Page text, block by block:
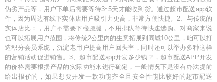
伪劣产品等，用户下单后需要等待3~5天才能收到货。通过超市配送app软
件，因为周边有线下实体店用户吸引力更高，非常方便快捷。2、与传统的
实体店比：，用户不需要下楼跑腿，不用排队等待快速选购。对商家来说
也可以拓展用户范围，将传统2公里内的生意拓展到同城10公里，咱可以打
造积分会员系统，沉淀老用户提高用户回头率，同时还可以举办多种这样
的营销活动促进销售。3、超市配送app开发多少钱？，超市配送APP开发
的价格需要根据产品的实际功能来进行确定，一般情况下是没有办法提前
给出报价的，如果想要开发一款功能齐全且安全性能比较好的超市配送